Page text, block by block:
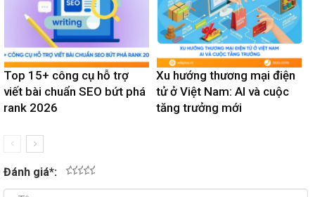
Top 15+ công cụ hỗ trợ
viết bài chuẩn SEO bứt phá
rank 2026
Xu hướng thương mại điện
tử ở Việt Nam: AI và cuộc
tăng trưởng mới
Đánh giá*: